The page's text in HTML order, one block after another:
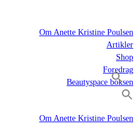
Om Anette Kristine Poulsen
Artikler
Shop
Foredrag
Beautyspace boksen
Om Anette Kristine Poulsen